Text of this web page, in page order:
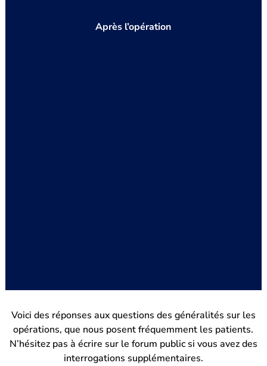
Après l’opération
Voici des réponses aux questions des généralités sur les
opérations, que nous posent fréquemment les patients.
N’hésitez pas à écrire sur le forum public si vous avez des
interrogations supplémentaires.